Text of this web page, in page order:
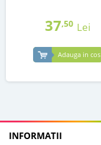
37,50 Lei
Adauga in cos
INFORMATII